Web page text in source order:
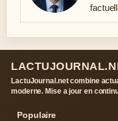
LactuJournal.net combine
moderne. Mise a jour en
Populaire